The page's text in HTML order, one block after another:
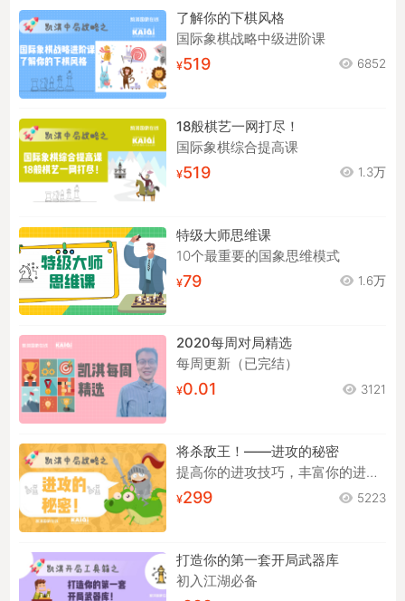
了解你的下棋风格
国际象棋战略中级进阶课
519 6852
18般棋艺一网打尽！
国际象棋综合提高课
519 1.3万
特级大师思维课
10个最重要的国象思维模式
79 1.6万
2020每周对局精选
每周更新（已完结）
0.01 3121
将杀敌王！——进攻的秘密
提高你的进攻技巧，丰富你的进攻手段！
299 5223
打造你的第一套开局武器库
初入江湖必备